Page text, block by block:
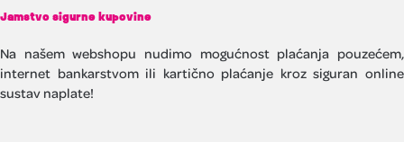
Jamstvo sigurne kupovine
Na našem webshopu nudimo mogućnost plaćanja pouzećem,
internet bankarstvom ili kartično plaćanje kroz siguran online
sustav naplate!